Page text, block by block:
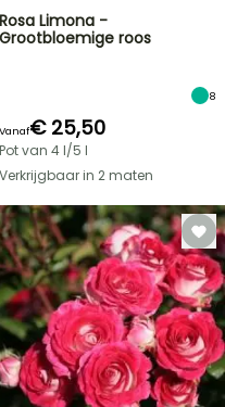
Rosa Limona -
Grootbloemige roos
8
Vanaf€ 25,50
Pot van 4 l/5 l
Verkrijgbaar in 2 maten